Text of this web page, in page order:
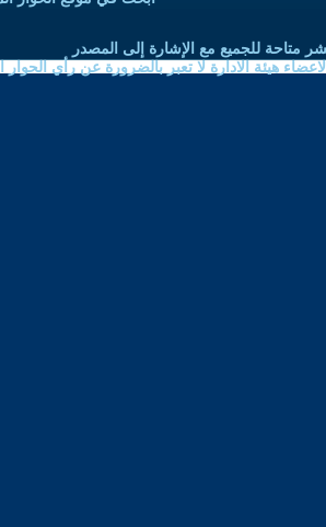
متاحة للجميع مع الإشارة إلى المصدر
هيئة الادارة لا تعبر بالضرورة عن رأي الحوار